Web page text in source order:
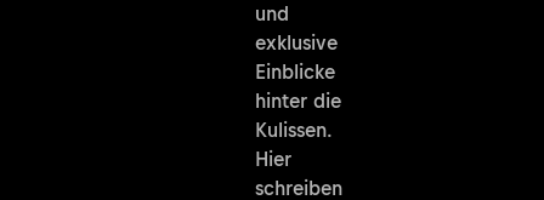
und
exklusive
Einblicke
hinter die
Kulissen.
Hier
schreiben